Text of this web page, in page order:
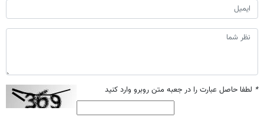
* لطفا حاصل عبارت را در جعبه متن روبرو وارد کنید